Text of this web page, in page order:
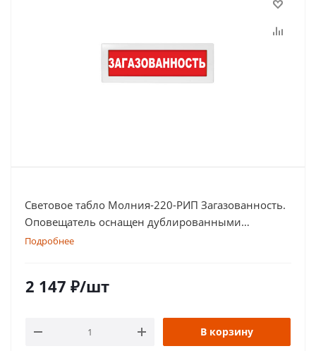
Световое табло Молния-220-РИП Загазованность.
Оповещатель оснащен дублированными
клеммами
Подробнее
2 147 ₽/шт
В корзину